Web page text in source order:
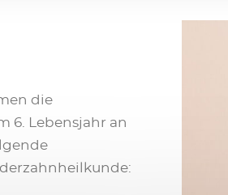
die
6. Lebensjahr an